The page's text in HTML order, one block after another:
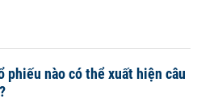
phiếu nào có thể xuất hiện câu